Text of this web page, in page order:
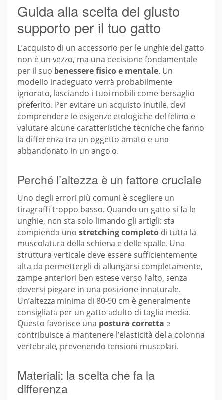
Guida alla scelta del giusto
supporto per il tuo gatto
L’acquisto di un accessorio per le unghie del gatto
non è un vezzo, ma una decisione fondamentale
per il suo benessere fisico e mentale. Un
modello inadeguato verrà probabilmente
ignorato, lasciando i tuoi mobili come bersaglio
preferito. Per evitare un acquisto inutile, devi
comprendere le esigenze etologiche del felino e
valutare alcune caratteristiche tecniche che fanno
la differenza tra un oggetto amato e uno
abbandonato in un angolo.
Perché l’altezza è un fattore cruciale
Uno degli errori più comuni è scegliere un
tiragraffi troppo basso. Quando un gatto si fa le
unghie, non sta solo limando gli artigli: sta
compiendo uno stretching completo di tutta la
muscolatura della schiena e delle spalle. Una
struttura verticale deve essere sufficientemente
alta da permettergli di allungarsi completamente,
zampe anteriori ben estese verso l’alto, senza
doversi piegare in una posizione innaturale.
Un’altezza minima di 80-90 cm è generalmente
consigliata per un gatto adulto di taglia media.
Questo favorisce una postura corretta e
contribuisce a mantenere l’elasticità della colonna
vertebrale, prevenendo tensioni muscolari.
Materiali: la scelta che fa la
differenza